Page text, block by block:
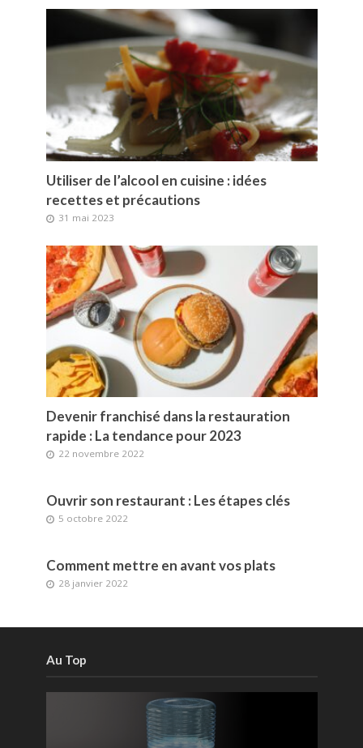
Utiliser de l’alcool en cuisine : idées
recettes et précautions
31 mai 2023
Devenir franchisé dans la restauration
rapide : La tendance pour 2023
22 novembre 2022
Ouvrir son restaurant : Les étapes clés
5 octobre 2022
Comment mettre en avant vos plats
28 janvier 2022
Au Top